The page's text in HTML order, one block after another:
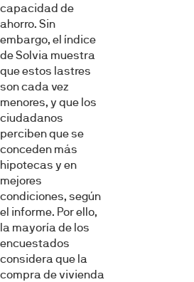
capacidad de
ahorro. Sin
embargo, el índice
de Solvia muestra
que estos lastres
son cada vez
menores, y que los
ciudadanos
perciben que se
conceden más
hipotecas y en
mejores
condiciones, según
el informe. Por ello,
la mayoría de los
encuestados
considera que la
compra de vivienda